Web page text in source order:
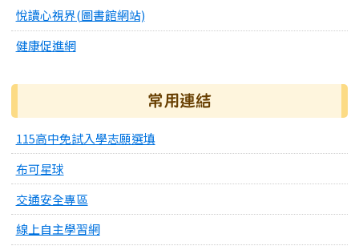
悅讀心視界(圖書館網站)
健康促進網
常用連結
115高中免試入學志願選填
布可星球
交通安全專區
線上自主學習網